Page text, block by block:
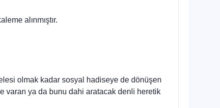
alınmıştır.
olmak kadar sosyal hadiseye de dönüşen
varan ya da bunu dahi ara­tacak denli heretik